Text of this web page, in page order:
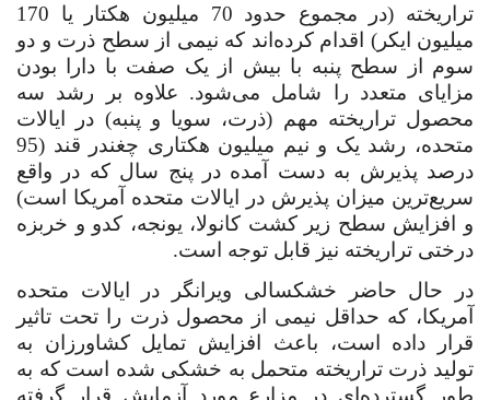
تراریخته (در مجموع حدود 70 میلیون هکتار یا 170
میلیون ایکر) اقدام کرده‌اند که نیمی از سطح ذرت و دو
سوم از سطح پنبه با بیش از یک صفت با دارا بودن
مزایای متعدد را شامل می‌شود. علاوه بر رشد سه
محصول تراریخته مهم (ذرت، سویا و پنبه) در ایالات
متحده، رشد یک و نیم میلیون هکتاری چغندر قند (95
درصد پذیرش به دست آمده در پنج سال که در واقع
سریع‌ترین میزان پذیرش در ایالات متحده آمریکا است)
و افزایش سطح زیر کشت کانولا، یونجه، کدو و خربزه
درختی تراریخته نیز قابل توجه است.
در
حال حاضر خشکسالی ویرانگر در ایالات متحده
آمریکا، که حداقل نیمی از محصول ذرت را تحت تاثیر
قرار داده است، باعث افزایش تمایل کشاورزان به
تولید ذرت تراریخته متحمل به خشکی شده است که به
طور گسترده‌ای در مزارع مورد آزمایش قرار گرفته